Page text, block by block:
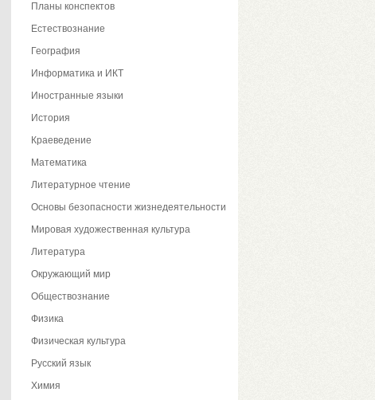
Планы конспектов
Естествознание
География
Информатика и ИКТ
Иностранные языки
История
Краеведение
Математика
Литературное чтение
Основы безопасности жизнедеятельности
Мировая художественная культура
Литература
Окружающий мир
Обществознание
Физика
Физическая культура
Русский язык
Химия